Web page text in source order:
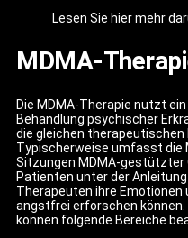
Lesen Sie hier mehr
MDMA-
Die MDMA-Therapie nutzt
Behandlung psychischer
die gleichen therapeutischen
Typischerweise umfasst die
Sitzungen MDMA-gestützter
Patienten unter der
Therapeuten ihre
angstfrei erforschen
können folgende Bereiche